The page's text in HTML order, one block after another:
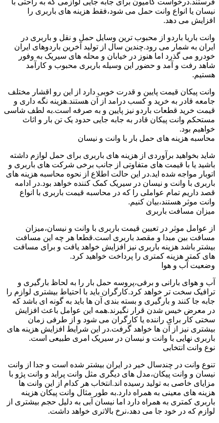
نیسان یا انواع وانت حمل می شود،فقط هزینه های باربری را
افزایش می دهد.
وانت باریا باردو از محبوب ترین وسایل حمل و نقل و باربری در
ایران به شمار می رود.چندین سال از تولید آخرین باردوهای ایران
خودرو می گذرد اما هنوز در خیابان و محله های سیریک به وفور
شاهد رفت و آمد و حضور این وسیله باربری محبوب و کارآمد
هستیم.
وانت پیکان قیمت پایین و قدرت خوبی دارد از این رو اقشار مختلف
جامعه قادر به خرید و کسب درامد از آن هستند.هزینه نگه داری و
قیمت خرید قطعات باردو نیز پایین و به صرفه است.به لطف شاسی
مستحکم وانت پیکان قادر به جابه جایی حدود یک تن بار و اثاث
خواهیم بود.
محاسبه هزینه های حمل بار با وانت و نیسان
شاید بخواهید برآوردی از هزینه های باربری برای حمل لوازم داشته
باشید یا با قیمت های متفاوتی از جانب برخی شرکت های باربری و
اتوبار مواجه شده اید.در این حالت اطلاع از نحوه محاسبه هزینه های
باربری با وانت و نیسان در سیریک کمک کننده خواهد بود.در ادامه
قصد داریم تمام عواملی را که در محاسبه قیمت باربری با انواع
وانت موثر هستند،بیان کنیم.
میزان مسافت باربری
از عوامل موثر در تعیین قیمت باربری با وانت و نیسان،میزان
مسافت بین مبدا و مقصد باربری است.قطعا هر چه این مسافت
بیشتر باشد هزینه باربری نیز افزایش خواهد یافت و برای مسافت
های کمتر هزینه کمتری را پرداخت خواهید کرد.
وضعیت آب و هوا
آب و هوای بارانی و برفی،پروسه حمل بار را به لحاظ بارگیری و
ترافیک سخت تر خواهد کرد.کارگران باید با احتیاط بیشتری لوازم را
جابه جا کنند و بارگیری و بسته بندی آن ها باید به گونه ای باشد که
در معرض خیس شدن قرار نگیرند.همه این عوامل باعث افزایش
سختی کار برای راننده یا کارگران می شود و از طرفی زمان
بیشتری نیز از آن ها خواهد گرفت.در این شرایط افزایش هزینه های
باربری نهایی با وانت و نیسان در سیریک امری طبیعی است.
نوع وانت انتخابی
تنوع وانت در چندسال خیر در ایران بیشتر شده است و جدا از وانت
نیسان و وانت پیکان،مدل های دیگری مثل وانت پراید و وانت پژو با
مزایای خاصی به تولید رسیده اند.انتخاب هر کدام از این وانت ها
هزینه های معینی به همراه دارد.به طور مثال وانت پیکان هزینه
باربری کمتری به همراه دارد اما نیسان آبی به دلیل حجم بیشتری از
لوازم که در خود جا می دهد،نرخ بالاتری خواهد داشت.